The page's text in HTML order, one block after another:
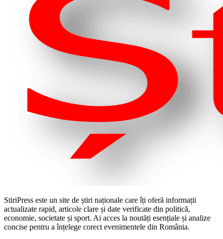
StiriPress este un site de știri naționale care îți oferă informații
actualizate rapid, articole clare și date verificate din politică,
economie, societate și sport. Ai acces la noutăți esențiale și analize
concise pentru a înțelege corect evenimentele din România.